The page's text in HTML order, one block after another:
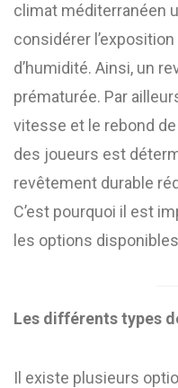
climat méditerranéen
considérer
d’humidité. Ainsi, un
prématurée. Par
vitesse et le rebond
des joueurs est
revêtement durable
C’est pourquoi il est
les options
Les différents types
Il existe plusieurs